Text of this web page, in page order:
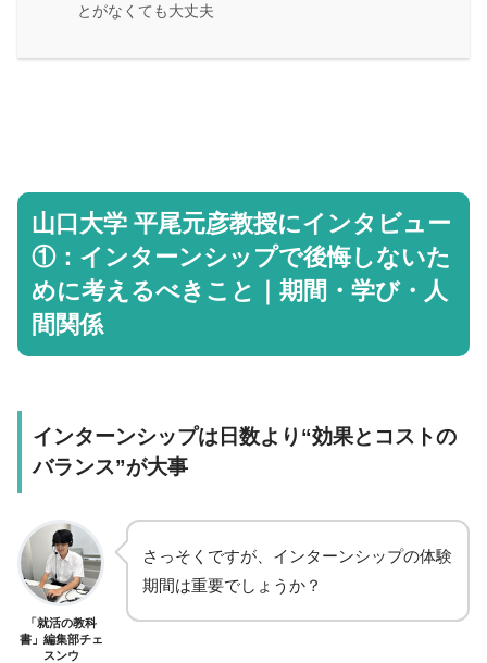
とがなくても大丈夫
山口大学 平尾元彦教授にインタビュー
①：インターンシップで後悔しないた
めに考えるべきこと｜期間・学び・人
間関係
インターンシップは日数より“効果とコストの
バランス”が大事
「就活の教科
書」編集部チェ
スンウ
さっそくですが、インターンシップの体験
期間は重要でしょうか？